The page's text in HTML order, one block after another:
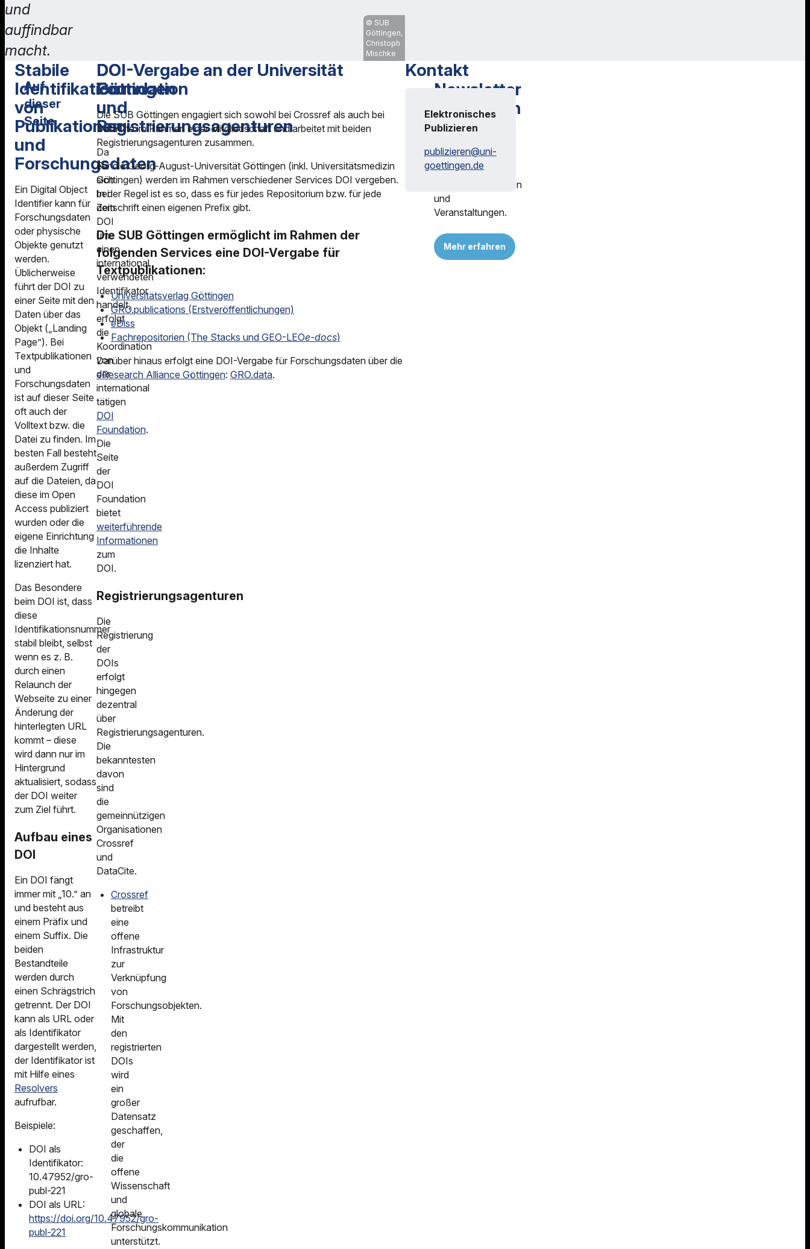
und
auffindbar
macht.
Auf
dieser
Seite
Stabile Identifikation
von Publikationen und
Forschungsdaten
DOI Foundation und
Registrierungsagenturen
DOI-Vergabe an der
Newsletter Publizieren
Kontakt
Stabile
Identifikation
von
Publikationen
und
Forschungsdaten
Ein Digital Object
Identifier kann für
Forschungsdaten
oder physische
Objekte genutzt
werden.
Üblicherweise
führt der DOI zu
einer Seite mit den
Daten über das
Objekt („Landing
Page”). Bei
Textpublikationen
und
Forschungsdaten
ist auf dieser Seite
oft auch der
Volltext bzw. die
Datei zu finden. Im
besten Fall besteht
außerdem Zugriff
auf die Dateien, da
diese im Open
Access publiziert
wurden oder die
eigene Einrichtung
die Inhalte
lizenziert hat.
Das Besondere
beim DOI ist, dass
diese
Identifikationsnummer
stabil bleibt, selbst
wenn es z. B.
durch einen
Relaunch der
Webseite zu einer
Änderung der
hinterlegten URL
kommt – diese
wird dann nur im
Hintergrund
aktualisiert, sodass
der DOI weiter
zum Ziel führt.
Aufbau eines
DOI
Ein DOI fängt
immer mit „10.” an
und besteht aus
einem Präfix und
einem Suffix. Die
beiden
Bestandteile
werden durch
einen Schrägstrich
getrennt. Der DOI
kann als URL oder
als Identifikator
dargestellt werden,
der Identifikator ist
mit Hilfe eines
Resolvers
aufrufbar.
Beispiele:
DOI als
Identifikator:
10.47952/gro-
publ-221
DOI als URL:
https://doi.org/10.47952/gro-
publ-221
DOI
Foundation
und
Registrierungsagenturen
Da
es
sich
bei
dem
DOI
um
einen
international
verwendeten
Identifikator
handelt,
erfolgt
die
Koordination
von
der
international
tätigen
DOI
Foundation.
Die
Seite
der
DOI
Foundation
bietet
weiterführende
Informationen
zum
DOI.
Registrierungsagenturen
Die
Registrierung
der
DOIs
erfolgt
hingegen
dezentral
über
Registrierungsagenturen.
Die
bekanntesten
davon
sind
die
gemeinnützigen
Organisationen
Crossref
und
DataCite.
Crossref
betreibt
eine
offene
Infrastruktur
zur
Verknüpfung
von
Forschungsobjekten.
Mit
den
registrierten
DOIs
wird
ein
großer
Datensatz
geschaffen,
der
die
offene
Wissenschaft
und
globale
Forschungskommunikation
unterstützt.
DOI-Vergabe an der Universität
Göttingen
Die SUB Göttingen engagiert sich sowohl bei Crossref als auch bei
DataCite im Rahmen einer Mitgliedschaft und arbeitet mit beiden
Registrierungsagenturen zusammen.
Für die Georg-August-Universität Göttingen (inkl. Universitätsmedizin
Göttingen) werden im Rahmen verschiedener Services DOI vergeben.
In der Regel ist es so, dass es für jedes Repositorium bzw. für jede
Zeitschrift einen eigenen Prefix gibt.
Die SUB Göttingen ermöglicht im Rahmen der
folgenden Services eine DOI-Vergabe für
Textpublikationen:
Universitätsverlag Göttingen
GRO.publications (Erstveröffentlichungen)
eDiss
Fachrepositorien (The Stacks und GEO-LEOe-docs)
Darüber hinaus erfolgt eine DOI-Vergabe für Forschungsdaten über die
eResearch Alliance Göttingen: GRO.data.
SUB
Göttingen,
Christoph
Mischke
Newsletter
Publizieren
Alles rund ums
Science, Open
Access,
Fördermöglichkeiten
und
Veranstaltungen.
Mehr erfahren
Kontakt
Elektronisches
Publizieren
publizieren@uni-
goettingen.de